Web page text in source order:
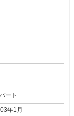
ート
年1月